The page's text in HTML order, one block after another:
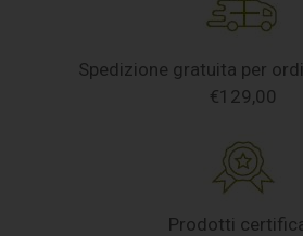
Spedizione gratuita per
€129,00
Prodotti